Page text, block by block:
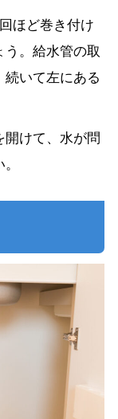
ほど巻き付け
。給水管の取
いて左にある
けて、水が問